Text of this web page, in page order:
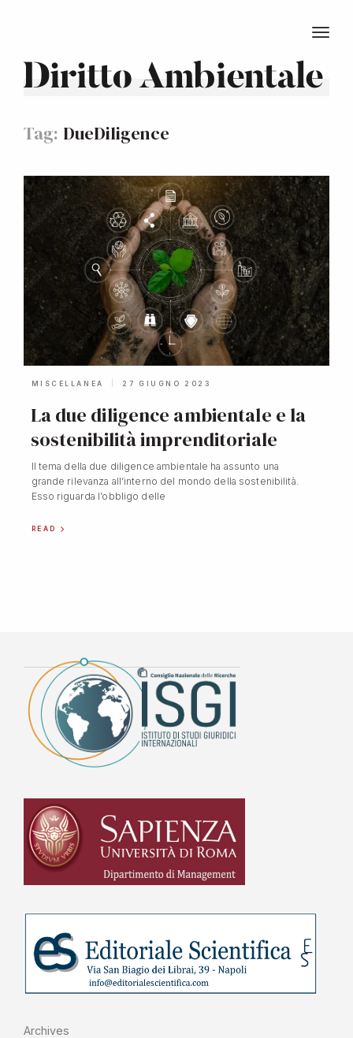
Diritto Ambientale
Tag: DueDiligence
MISCELLANEA 27 GIUGNO 2023
La due diligence ambientale e la
sostenibilità imprenditoriale
Il tema della due diligence ambientale ha assunto una
grande rilevanza all’interno del mondo della sostenibilità.
Esso riguarda l’obbligo delle
READ
Archives